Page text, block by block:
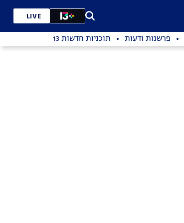
LIVE
פרשנות ודעות תוכניות חדשות 13